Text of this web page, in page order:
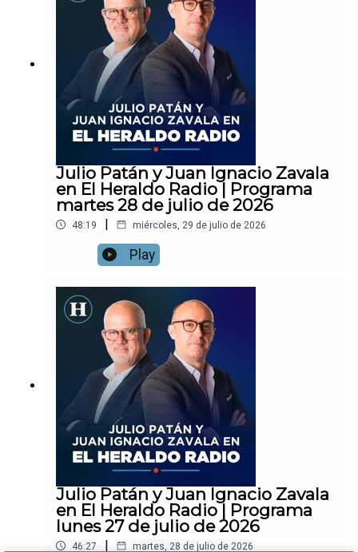
Julio Patán y Juan Ignacio Zavala
en El Heraldo Radio | Programa
martes 28 de julio de 2026
48:19 | miércoles, 29 de julio de 2026
Play
Julio Patán y Juan Ignacio Zavala
en El Heraldo Radio | Programa
lunes 27 de julio de 2026
46:27 | martes, 28 de julio de 2026